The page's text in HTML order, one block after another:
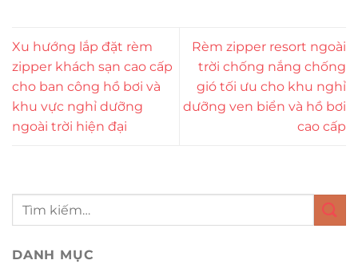
Xu hướng lắp đặt rèm
zipper khách sạn cao cấp
cho ban công hồ bơi và
khu vực nghỉ dưỡng
ngoài trời hiện đại
Rèm zipper resort ngoài
trời chống nắng chống
gió tối ưu cho khu nghỉ
dưỡng ven biển và hồ bơi
cao cấp
DANH MỤC